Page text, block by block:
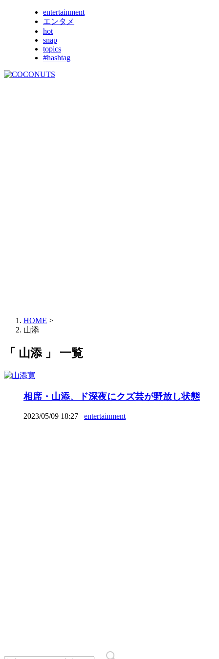
entertainment
エンタメ
hot
snap
topics
#hashtag
HOME >
山添
「 山添 」 一覧
相席・山添、ド深夜にクズ芸が野放し状態
2023/05/09 18:27 entertainment